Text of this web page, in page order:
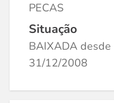
PECAS
Situação
BAIXADA desde
31/12/2008